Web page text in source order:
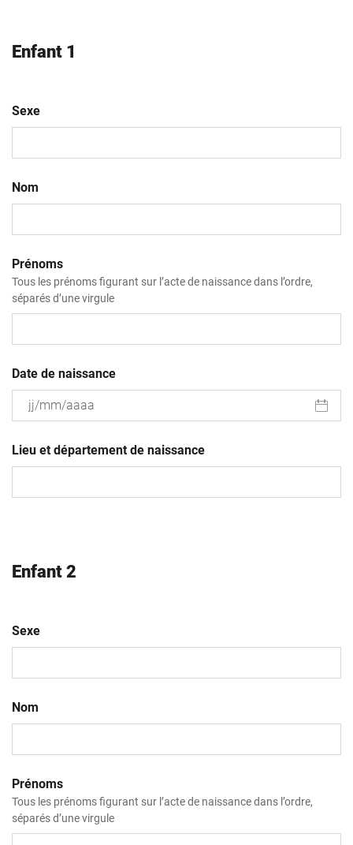
Enfant 1
Sexe
Nom
Prénoms
Tous les prénoms figurant sur l’acte de naissance dans l’ordre,
séparés d’une virgule
Date de naissance
slash
MM
Lieu et département de naissance
Enfant 2
Sexe
Nom
Prénoms
Tous les prénoms figurant sur l’acte de naissance dans l’ordre,
séparés d’une virgule